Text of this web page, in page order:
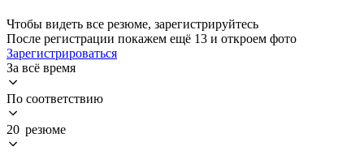
Чтобы видеть все резюме, зарегистрируйтесь
После регистрации покажем ещё 13 и откроем фото
Зарегистрироваться
За всё время
По соответствию
20 резюме